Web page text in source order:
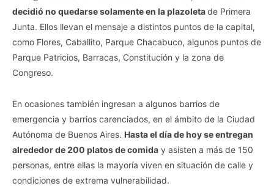
decidió no quedarse solamente en la plazoletade Primera
Junta. Ellos llevan el mensaje a distintos puntos de la capital,
como Flores, Caballito, Parque Chacabuco, algunos puntos de
Parque Patricios, Barracas, Constitución y la zona de
Congreso.
En ocasiones también ingresan a algunos barrios de
emergencia y barrios carenciados, en el ámbito de la Ciudad
Autónoma de Buenos Aires. Hasta el día de hoy se entregan
alrededor de 200 platos de comida y asisten a más de 150
personas, entre ellas la mayoría viven en situación de calle y
condiciones de extrema vulnerabilidad.